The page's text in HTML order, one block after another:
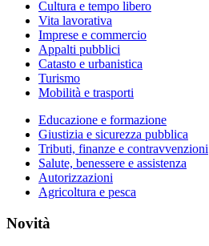
Cultura e tempo libero
Vita lavorativa
Imprese e commercio
Appalti pubblici
Catasto e urbanistica
Turismo
Mobilità e trasporti
Educazione e formazione
Giustizia e sicurezza pubblica
Tributi, finanze e contravvenzioni
Salute, benessere e assistenza
Autorizzazioni
Agricoltura e pesca
Novità